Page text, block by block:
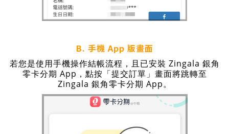
B. 手機 App 版畫面
若您是使用手機操作結帳流程，且已安裝 Zingala 銀角
零卡分期 App，點按「提交訂單」畫面將跳轉至
Zingala 銀角零卡分期 App。